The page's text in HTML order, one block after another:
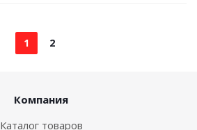
1 2
Компания
Каталог товаров